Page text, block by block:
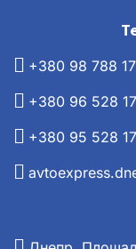
+380 98 788
+380 96 528
+380 95 528